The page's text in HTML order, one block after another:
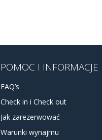
POMOC I INFORMACJE
FAQ’s
Check in i Check out
Jak zarezerwować
Warunki wynajmu